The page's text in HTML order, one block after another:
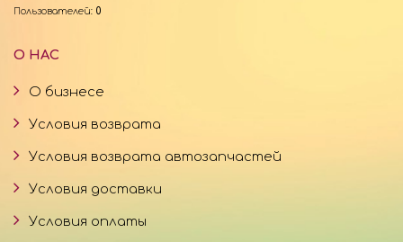
Пользователей: 0
О НАС
О бизнесе
Условия возврата
Условия возврата автозапчастей
Условия доставки
Условия оплаты